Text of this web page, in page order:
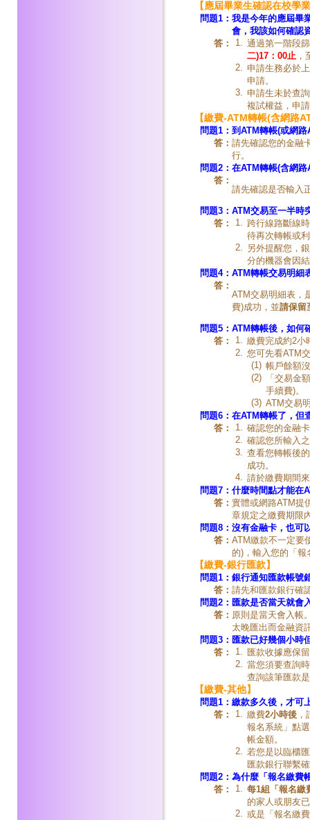
【應屆畢業生確認在校學
問題1： 我是今年的應屆畢
會，我該如何確認
答：
1.
通過第一階段
二)17：00止
2.
申請生務必於
申請。
3.
申請生未於查
複試權益，申
【繳費-ATM轉帳(含網路
問題1： 到ATM轉帳(或網
答： 請先確認您的金融
行。
問題2： 在ATM轉帳(含網
答：
請先確認是否輸入
問題3： ATM交易至一半時
答：
1.
跨行線路斷線
待再次轉帳或
2.
另外提醒您，
分的機器會因
問題4： ATM轉帳交易明細
答：
ATM交易明細表，
費)成功，並請保留
問題5： ATM轉帳後，如何
答：
1.
繳費完成約2小
2.
您可先看ATM
(1) 帳戶餘額
(2)
「交易金
手續費)。
(3) ATM交易
問題6： 在ATM轉帳了，但
答：
1.
確認您的金融
2.
確認您所輸入
3.
查看您轉帳後
成功。
4.
請於繳費期間
問題7： 什麼時間點才能在
答： 實體或網路ATM提
章規定之繳費期限
問題8： 沒有金融卡，也可
答： ATM繳款不一定要
的)，輸入您的「
【繳費-銀行匯款】
問題1： 銀行通知匯款帳號
答： 請先和匯款銀行確
問題2： 匯款是否當天就會
答： 原則是當天會入帳
太晚匯出而金融資
問題3： 匯款已好幾個小時
答：
1.
匯款收據應保
2.
當您須要查詢
查詢該筆匯款
【繳費-其他】
問題1： 繳款多久後，才可
答：
1. 繳費2小時後，
報名系統」點
帳金額。
2.
若您是以臨櫃
匯款銀行聯繫
問題2： 為什麼「報名繳費
答：
1.
每1組「報名繳
的家人或朋友
2.
或是「報名繳